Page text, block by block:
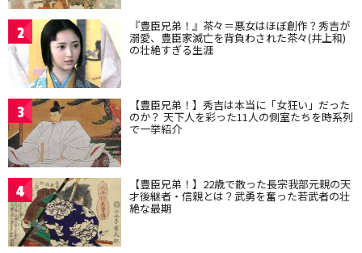
2 『豊臣兄弟！』茶々＝悪女はほぼ創作？秀吉が
溺愛、豊臣家滅亡を背負わされた茶々(井上和)
の壮絶すぎる生涯
3 【豊臣兄弟！】秀吉は本当に「女狂い」だった
のか？ 天下人を彩った11人の側室たちを時系列
で一挙紹介
4 【豊臣兄弟！】22歳で散った長宗我部元親の天
才後継者・信親とは？武勇を奮った若武者の壮
絶な最期